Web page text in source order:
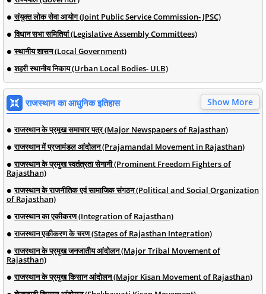
संयुक्त लोक सेवा आयोग (Joint Public Service Commission- JPSC)
विधान सभा समितियां (Legislative Assembly Committees)
स्थानीय शासन (Local Government)
शहरी स्थानीय निकाय (Urban Local Bodies- ULB)
राजस्थान का आधुनिक इतिहास Show More
राजस्थान के प्रमुख समाचार पत्र (Major Newspapers of Rajasthan)
राजस्थान में प्रजामंडल आंदोलन (Prajamandal Movement in Rajasthan)
राजस्थान के प्रमुख स्वतंत्रता सेनानी (Prominent Freedom Fighters of
Rajasthan)
राजस्थान के राजनीतिक एवं सामाजिक संगठन (Political and Social Organization
of Rajasthan)
राजस्थान का एकीकरण (Integration of Rajasthan)
राजस्थान एकीकरण के चरण (Stages of Rajasthan Integration)
राजस्थान के प्रमुख जनजातीय आंदोलन (Major Tribal Movement of
Rajasthan)
राजस्थान के प्रमुख किसान आंदोलन (Major Kisan Movement of Rajasthan)